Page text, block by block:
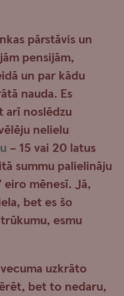
pārstāvis un
pensijām,
un par kādu
nauda. Es
arī noslēdzu
nelielu
– 15 vai 20 latus
summu palielināju
mēnesī. Jā,
bet es šo
esmu
uzkrāto
bet to nedaru,